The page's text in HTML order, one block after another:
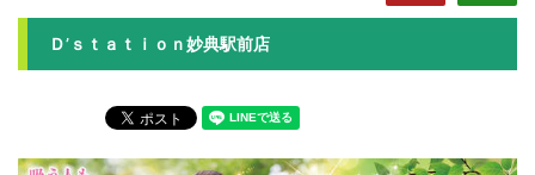
Ｄ’ｓｔａｔｉｏｎ妙典駅前店